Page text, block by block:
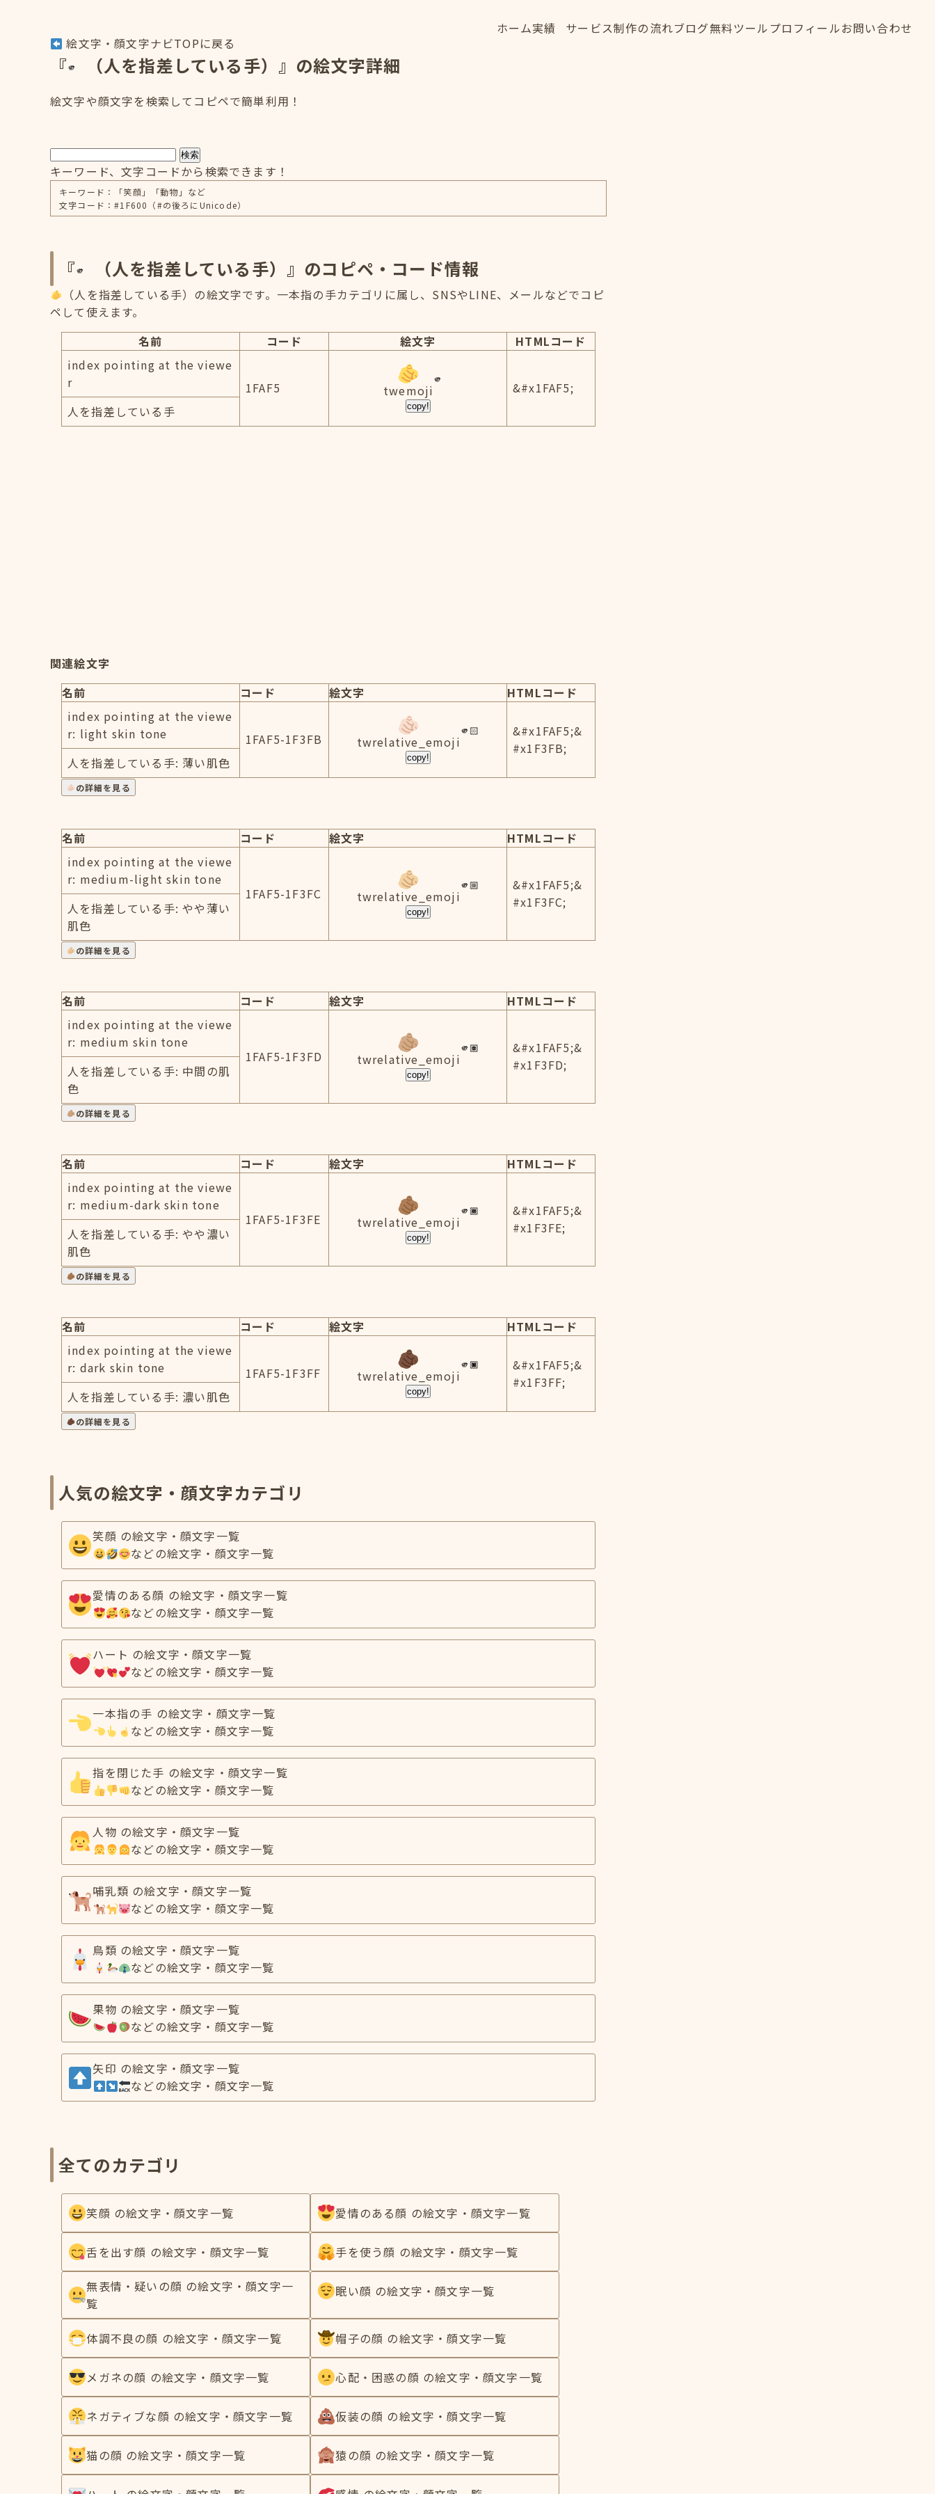
ホーム実績
サービス制作の流れブログ無料ツール プロフィールお問い合わせ
絵文字・顔文字ナビTOPに戻る
『 （人を指差している手）』の絵文字詳細
絵文字や顔文字を検索してコピペで簡単利用！
検索
キーワード、文字コードから検索できます！
キーワード：「笑顔」「動物」など
文字コード：#1F600（#の後ろにUnicode）
『 （人を指差している手）』のコピペ・コード情報
（人を指差している手）の絵文字です。一本指の手カテゴリに属し、SNSやLINE、メールなどでコピ
ペして使えます。
名前
コード 絵文字
HTMLコード
index pointing at the viewe
r
1FAF5 twemoji
copy!
&#x1FAF5;
人を指差している手
関連絵文字
名前
コード 絵文字
HTMLコード
index pointing at the viewe
r: light skin tone
1FAF5-1F3FB twrelative_emoji
copy!
&#x1FAF5;&
#x1F3FB;
人を指差している手: 薄い肌色
の詳細を見る
名前 コード 絵文字
HTMLコード
index pointing at the viewe
r: medium-light skin tone
1FAF5-1F3FC
twrelative_emoji
copy!
&#x1FAF5;&
#x1F3FC;
人を指差している手: やや薄い
肌色
の詳細を見る
名前 コード 絵文字
HTMLコード
index pointing at the viewe
r: medium skin tone
1FAF5-1F3FD
twrelative_emoji
copy!
&#x1FAF5;&
#x1F3FD;
人を指差している手: 中間の肌
色
の詳細を見る
名前 コード 絵文字
HTMLコード
index pointing at the viewe
r: medium-dark skin tone
1FAF5-1F3FE
twrelative_emoji
copy!
&#x1FAF5;&
#x1F3FE;
人を指差している手: やや濃い
肌色
の詳細を見る
名前 コード 絵文字
HTMLコード
index pointing at the viewe
r: dark skin tone
1FAF5-1F3FF twrelative_emoji
copy!
&#x1FAF5;&
#x1F3FF;
人を指差している手: 濃い肌色
の詳細を見る
人気の絵文字・顔文字カテゴリ
笑顔 の絵文字・顔文字一覧
などの絵文字・顔文字一覧
愛情のある顔 の絵文字・顔文字一覧
などの絵文字・顔文字一覧
ハート の絵文字・顔文字一覧
などの絵文字・顔文字一覧
一本指の手 の絵文字・顔文字一覧
などの絵文字・顔文字一覧
指を閉じた手 の絵文字・顔文字一覧
などの絵文字・顔文字一覧
人物 の絵文字・顔文字一覧
などの絵文字・顔文字一覧
哺乳類 の絵文字・顔文字一覧
などの絵文字・顔文字一覧
鳥類 の絵文字・顔文字一覧
などの絵文字・顔文字一覧
果物 の絵文字・顔文字一覧
などの絵文字・顔文字一覧
矢印 の絵文字・顔文字一覧
などの絵文字・顔文字一覧
全てのカテゴリ
笑顔 の絵文字・顔文字一覧 愛情のある顔 の絵文字・顔文字一覧
舌を出す顔 の絵文字・顔文字一覧 手を使う顔 の絵文字・顔文字一覧
無表情・疑いの顔 の絵文字・顔文字一
覧
眠い顔 の絵文字・顔文字一覧
体調不良の顔 の絵文字・顔文字一覧 帽子の顔 の絵文字・顔文字一覧
メガネの顔 の絵文字・顔文字一覧 心配・困惑の顔 の絵文字・顔文字一覧
ネガティブな顔 の絵文字・顔文字一覧 仮装の顔 の絵文字・顔文字一覧
猫の顔 の絵文字・顔文字一覧 猿の顔 の絵文字・顔文字一覧